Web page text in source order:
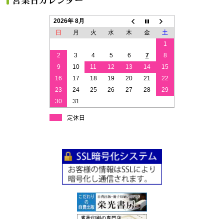
2026年 8月
日
月 火 水 木 金
土
1
2
3 4 5 6 7
8
9
10 11 12 13 14
15
16
17 18 19 20 21
22
23
24 25 26 27 28
29
30
31
定休日